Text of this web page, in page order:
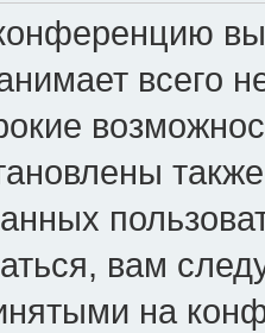
всего
вам
на